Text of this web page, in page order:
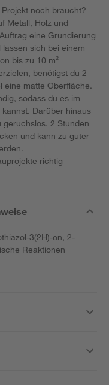
noch braucht?
Metall, Holz und
eine Grundierung
sich bei einem
bis zu 10 m²
benötigst du 2
eine matte Oberfläche.
sodass du es im
Darüber hinaus
geruchslos. 2 Stunden
und kann zu guter
richtig
3(2H)-on, 2-
Reaktionen